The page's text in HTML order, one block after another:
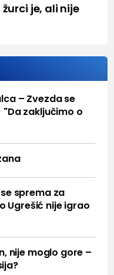
žurci je, ali nije
– Zvezda se
zaključimo o
sprema za
Ugrešić nije igrao
nije moglo gore –